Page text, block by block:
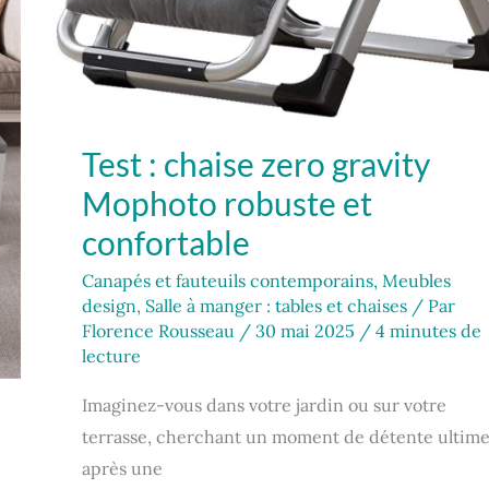
Test : chaise zero gravity
Mophoto robuste et
confortable
Canapés et fauteuils contemporains, Meubles
design, Salle à manger : tables et chaises / Par
Florence Rousseau / 30 mai 2025 / 4 minutes de
lecture
Imaginez-vous dans votre jardin ou sur votre
terrasse, cherchant un moment de détente ultime
après une